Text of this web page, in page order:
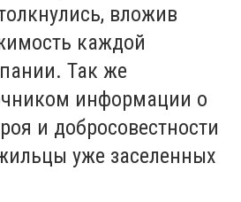
вложив
каждой
Так же
информации о
и добросовестности
уже заселенных